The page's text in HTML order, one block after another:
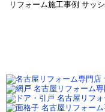
リフォーム施工事例 サッ